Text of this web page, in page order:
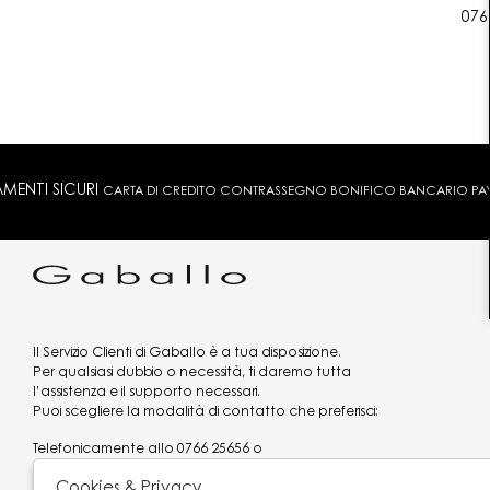
SICURI CARTA DI CREDITO CONTRASSEGNO BONIFICO BANCARIO
Il Servizio Clienti di Gaballo è a tua disposizione.
Per qualsiasi dubbio o necessità, ti daremo tutta
l’assistenza e il supporto necessari.
Puoi scegliere la modalità di contatto che preferisci:
Telefonicamente allo 0766 25656 o